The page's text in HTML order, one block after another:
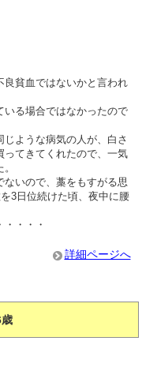
貧血ではないかと言われ
いる場合ではなかったので
ような病気の人が、白さ
ってきてくれたので、一気
いので、藁をもすがる思
3日位続けた頃、夜中に腰
・・・
詳細ページへ